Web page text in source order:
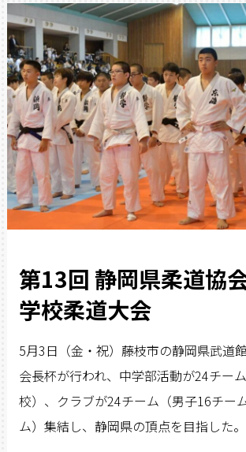
第13回 静岡県柔道協
学校柔道大会
5月3日（金・祝）藤枝市の静岡県武道
会長杯が行われ、中学部活動が24チー
校）、クラブが24チーム（男子16チー
ム）集結し、静岡県の頂点を目指した。